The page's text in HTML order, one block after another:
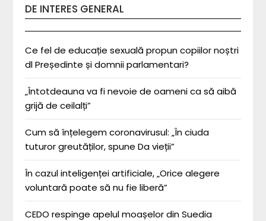
DE INTERES GENERAL
Ce fel de educație sexuală propun copiilor noștri
dl Președinte și domnii parlamentari?
„Întotdeauna va fi nevoie de oameni ca să aibă
grijă de ceilalți”
Cum să înțelegem coronavirusul: „În ciuda
tuturor greutăților, spune Da vieții”
În cazul inteligenței artificiale, „Orice alegere
voluntară poate să nu fie liberă”
CEDO respinge apelul moașelor din Suedia